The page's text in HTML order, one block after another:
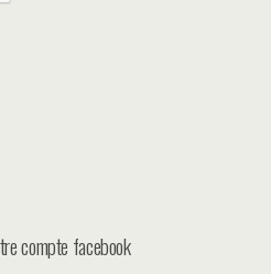
compte facebook